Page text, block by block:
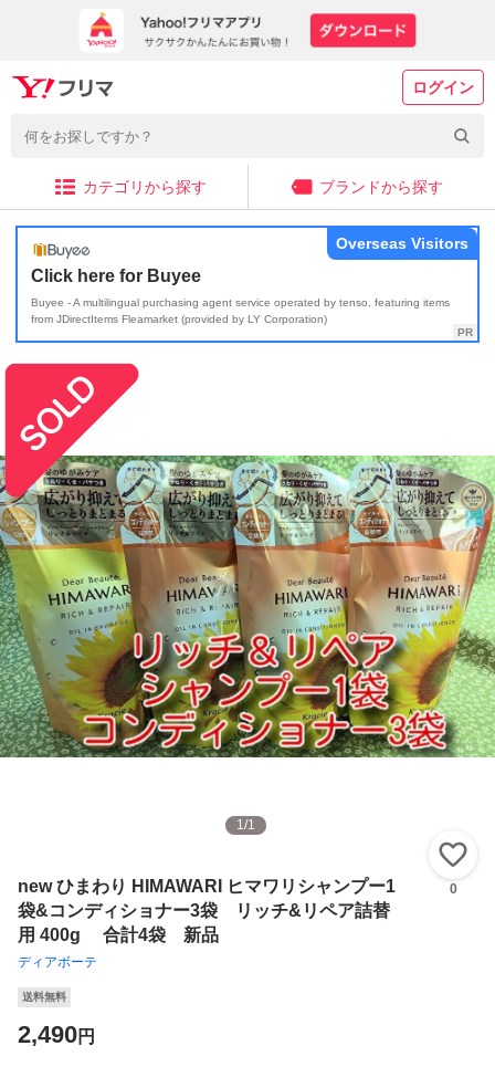
ログイン
カテゴリから探す ブランドから探す
Click here for Buyee
Buyee - A multilingual purchasing agent service operated by tenso, featuring items
from JDirectItems Fleamarket (provided by LY Corporation)
Overseas Visitors
1/1
new ひまわり HIMAWARI ヒマワリシャンプー1
袋&コンディショナー3袋 リッチ&リペア詰替
用 400g 合計4袋 新品
ディアボーテ
0
送料無料
2,490円